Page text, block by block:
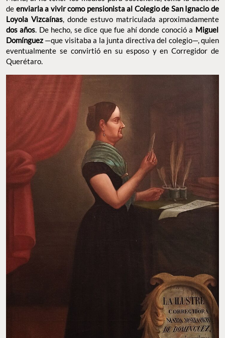
de enviarla a vivir como pensionista al Colegio de San Ignacio de
Loyola Vizcaínas, donde estuvo matriculada aproximadamente
dos años. De hecho, se dice que fue ahí donde conoció a Miguel
Domínguez —que visitaba a la junta directiva del colegio—, quien
eventualmente se convirtió en su esposo y en Corregidor de
Querétaro.